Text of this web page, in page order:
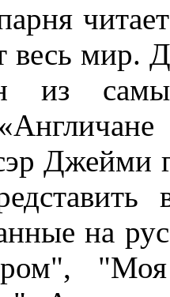
весь
из
Джейми
на